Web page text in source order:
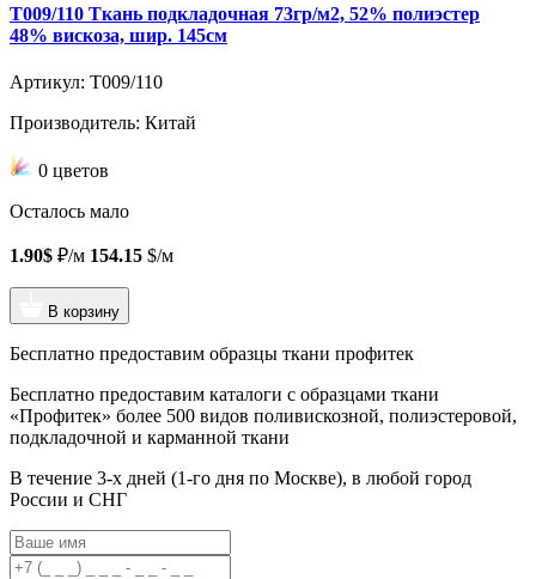
T009/110 Ткань подкладочная 73гр/м2, 52% полиэстер
48% вискоза, шир. 145см
Артикул: T009/110
Производитель: Китай
0 цветов
Осталось мало
1.90$ ₽/м 154.15 $/м
В корзину
Бесплатно предоставим образцы ткани профитек
Бесплатно предоставим каталоги с образцами ткани
«Профитек» более 500 видов поливискозной, полиэстеровой,
подкладочной и карманной ткани
В течение 3-х дней (1-го дня по Москве), в любой город
России и СНГ